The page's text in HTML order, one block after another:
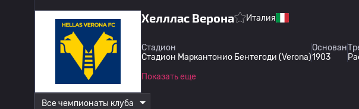
Хелллас Верона Италия
Стадион
Стадион Маркантонио Бентегоди (Verona)
Основан
1903
Показать еще
Все чемпионаты клуба